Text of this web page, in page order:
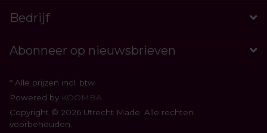
Bedrijf
Abonneer op nieuwsbrieven
* Alle prijzen incl. btw
Powered by KOOMBA
Copyright © 2026 Utrecht Made. Alle rechten
voorbehouden.